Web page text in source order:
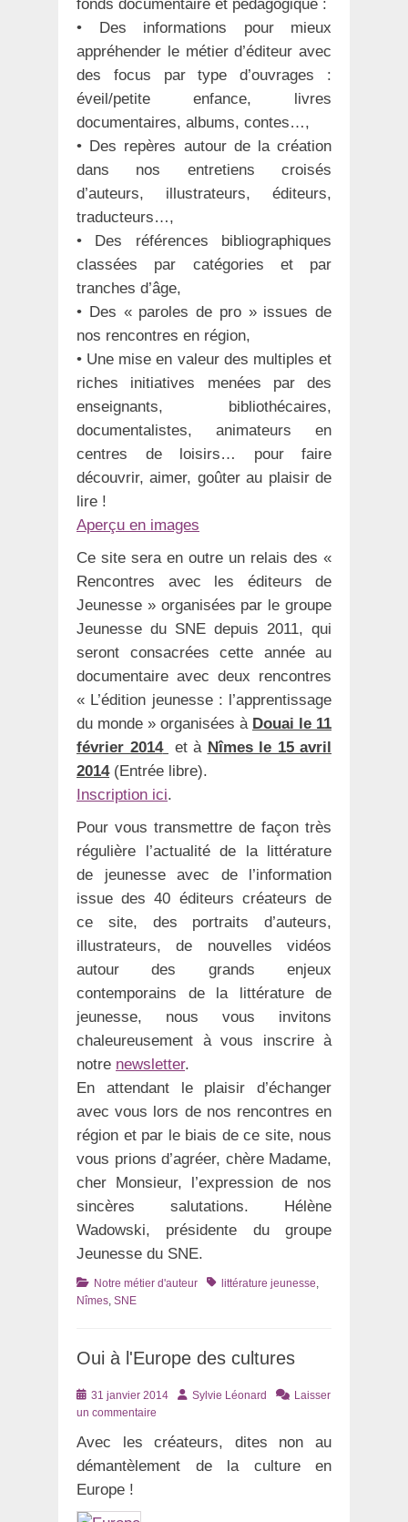
fonds documentaire et pédagogique :
• Des informations pour mieux
appréhender le métier d’éditeur avec
des focus par type d’ouvrages :
éveil/petite enfance, livres
documentaires, albums, contes…,
• Des repères autour de la création
dans nos entretiens croisés
d’auteurs, illustrateurs, éditeurs,
traducteurs…,
• Des références bibliographiques
classées par catégories et par
tranches d’âge,
• Des « paroles de pro » issues de
nos rencontres en région,
• Une mise en valeur des multiples et
riches initiatives menées par des
enseignants, bibliothécaires,
documentalistes, animateurs en
centres de loisirs… pour faire
découvrir, aimer, goûter au plaisir de
lire !
Aperçu en images
Ce site sera en outre un relais des «
Rencontres avec les éditeurs de
Jeunesse » organisées par le groupe
Jeunesse du SNE depuis 2011, qui
seront consacrées cette année au
documentaire avec deux rencontres
« L’édition jeunesse : l’apprentissage
du monde » organisées à Douai le 11
février 2014
et à Nîmes le 15 avril
2014(Entrée libre).
Inscription ici.
Pour vous transmettre de façon très
régulière l’actualité de la littérature
de jeunesse avec de l’information
issue des 40 éditeurs créateurs de
ce site, des portraits d’auteurs,
illustrateurs, de nouvelles vidéos
autour des grands enjeux
contemporains de la littérature de
jeunesse, nous vous invitons
chaleureusement à vous inscrire à
notre newsletter.
En attendant le plaisir d’échanger
avec vous lors de nos rencontres en
région et par le biais de ce site, nous
vous prions d’agréer, chère Madame,
cher Monsieur, l’expression de nos
sincères salutations. Hélène
Wadowski, présidente du groupe
Jeunesse du SNE.
Catégories
Notre métier d'auteur Tagslittérature jeunesse,
Nîmes, SNE
Oui à l'Europe des cultures
Posté
le
31 janvier 2014 AuteurSylvie Léonard
Laisser
un commentaire
Avec les créateurs, dites non au
démantèlement de la culture en
Europe !